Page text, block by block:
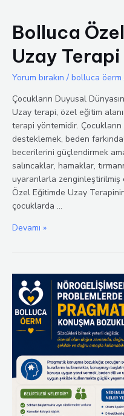
Bolluca
Uzay Terapi
Yorum bırakın / bolluca öerm
Çocukların Duyusal
Uzay terapi, özel eğitim
terapi yöntemidir.
desteklemek, beden
becerilerini güçlendirmek
salıncaklar, hamaklar,
uyaranlarla zenginleştirilmiş
Özel Eğitimde Uzay
çocuklarda …
Bolluca
Eğitimde
Terapi
Devamı »